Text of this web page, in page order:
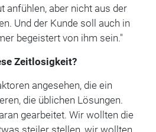
anfühlen, aber nicht aus der
Und der Kunde soll auch in
begeistert von ihm sein."
Zeitlosigkeit?
angesehen, die ein
die üblichen Lösungen.
gearbeitet. Wir wollten die
steiler stellen, wir wollten